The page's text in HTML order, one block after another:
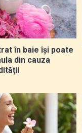
în baie își poate
din cauza